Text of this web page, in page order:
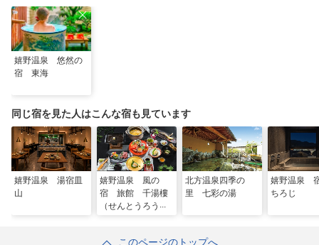
嬉野温泉 悠然の
宿 東海
同じ宿を見た人はこんな宿も見ています
嬉野温泉 湯宿皿
山
嬉野温泉 風の
宿 旅館 千湯樓
（せんとうろう）
北方温泉四季の
里 七彩の湯
嬉野温泉
ちろじ
このページのトップへ